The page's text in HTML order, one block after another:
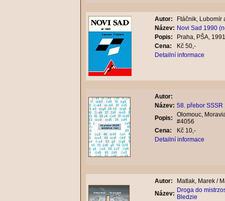
Autor:
Ftáčnik, Lubomír
Název: Novi Sad 1990
Popis:
Praha, PŠA,
Cena:
Kč 50,-
Detailní informace
Autor:
Název: 58. přebor SSSR
Popis:
Olomouc,
#4056
Cena:
Kč 10,-
Detailní informace
Autor:
Matlak, Marek /
Název: Droga do
Bledzie